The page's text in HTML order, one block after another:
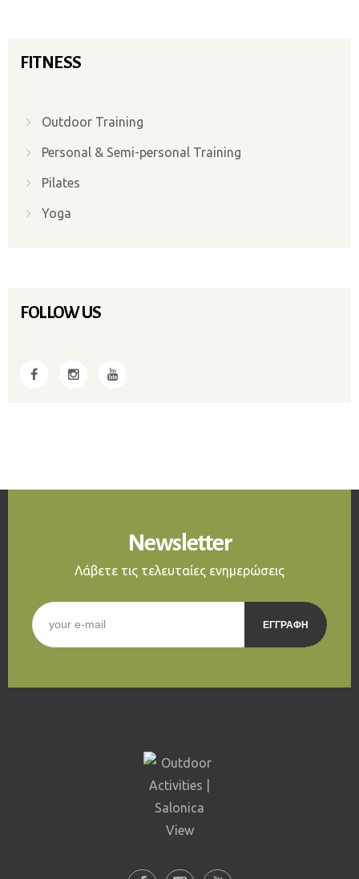
FITNESS
Outdoor Training
Personal & Semi-personal Training
Pilates
Yoga
FOLLOW US
Newsletter
Λάβετε τις τελευταίες ενημερώσεις
E-mail
prevent automated spam